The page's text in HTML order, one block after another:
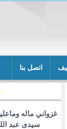
اتصل بنا
غزواني ماله
سيدى عبد